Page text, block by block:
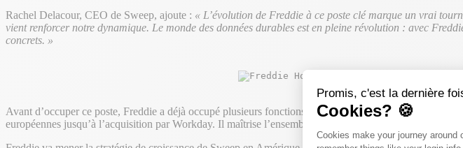
Promis, c'est la dernière
Cookies? 🍪
Plateforme de
Cookies make your journey around
Rachel Delacour, CEO de Sweep, ajoute : « L’évolution de Freddie à ce poste clé marque un vrai
vient renforcer notre dynamique. Le monde des données durables est en pleine révolution : avec
concrets. »
Avant d’occuper ce poste, Freddie a déjà occupé plusieurs fonctions commerciales de premier plan,
européennes jusqu’à l’acquisition par Workday. Il maîtrise l’ensemble des enjeux commerciaux :